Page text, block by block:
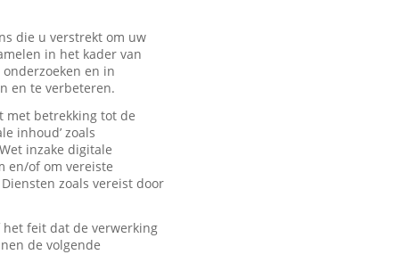
die u verstrekt om uw
in het kader van
en in
en te verbeteren.
met betrekking tot de
inhoud’ zoals
inzake digitale
en/of om vereiste
zoals vereist door
feit dat de verwerking
de volgende